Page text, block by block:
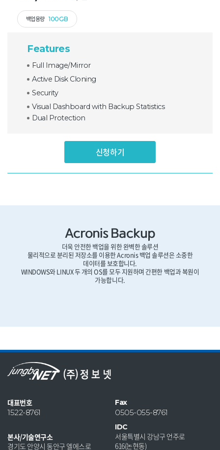
백업용량 100GB
Features
Full Image/Mirror
Active Disk Cloning
Security
Visual Dashboard with Backup Statistics
Dual Protection
신청하기
Acronis Backup
더욱 안전한 백업을 위한 완벽한 솔루션
물리적으로 분리된 저장소를 이용한 Acronis 백업 솔루션은 소중한
데이터를 보호합니다.
WINDOWS와 LINUX 두 개의 OS를 모두 지원하며 간편한 백업과 복원이
가능합니다.
대표번호
1522-8761
Fax
0505-055-8761
본사/기술연구소
경기도 안양시 동안구 엘에스로
IDC
서울특별시 강남구 언주로
616(논현동)